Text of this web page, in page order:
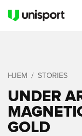
HJEM STORIES
UNDER
GOLD